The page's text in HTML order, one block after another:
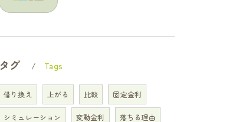
タグ Tags
借り換え 上がる 比較 固定金利
シミュレーション 変動金利 落ちる理由